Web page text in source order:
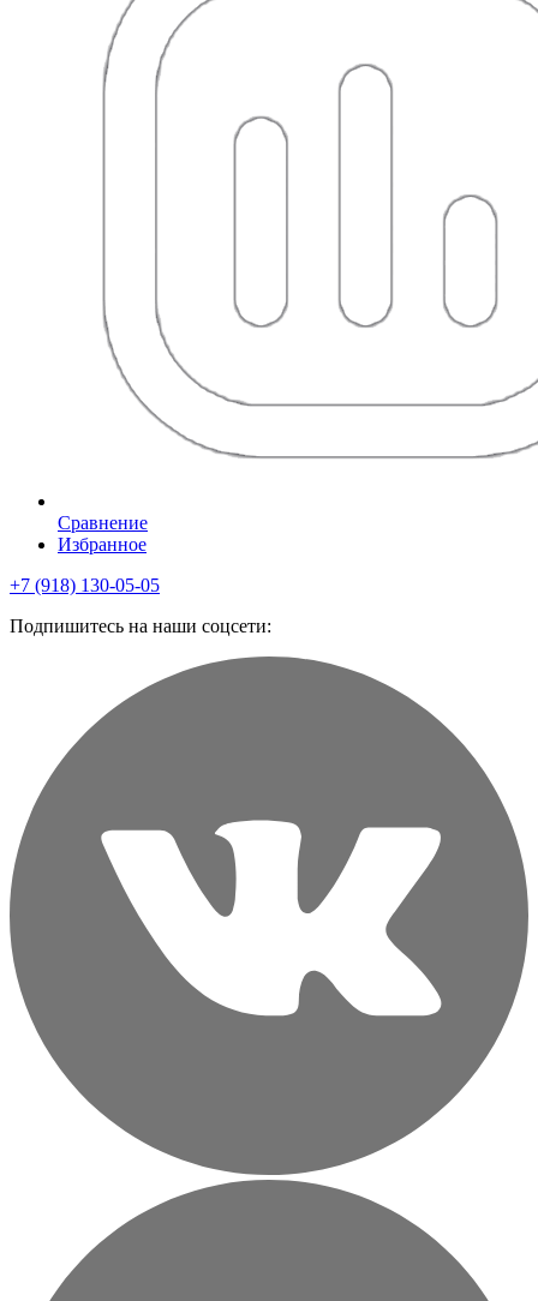
Сравнение
Избранное
+7 (918) 130-05-05
Подпишитесь на наши соцсети: